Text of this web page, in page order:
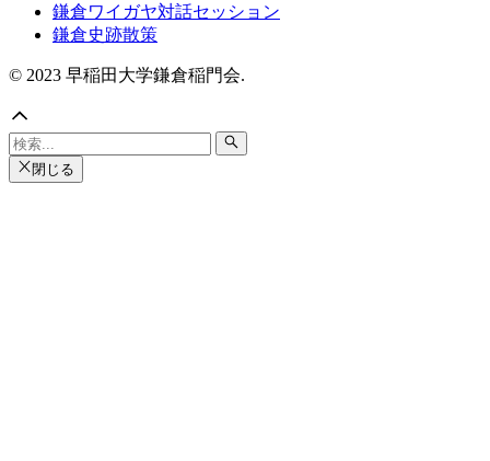
鎌倉ワイガヤ対話セッション
鎌倉史跡散策
© 2023 早稲田大学鎌倉稲門会.
閉じる